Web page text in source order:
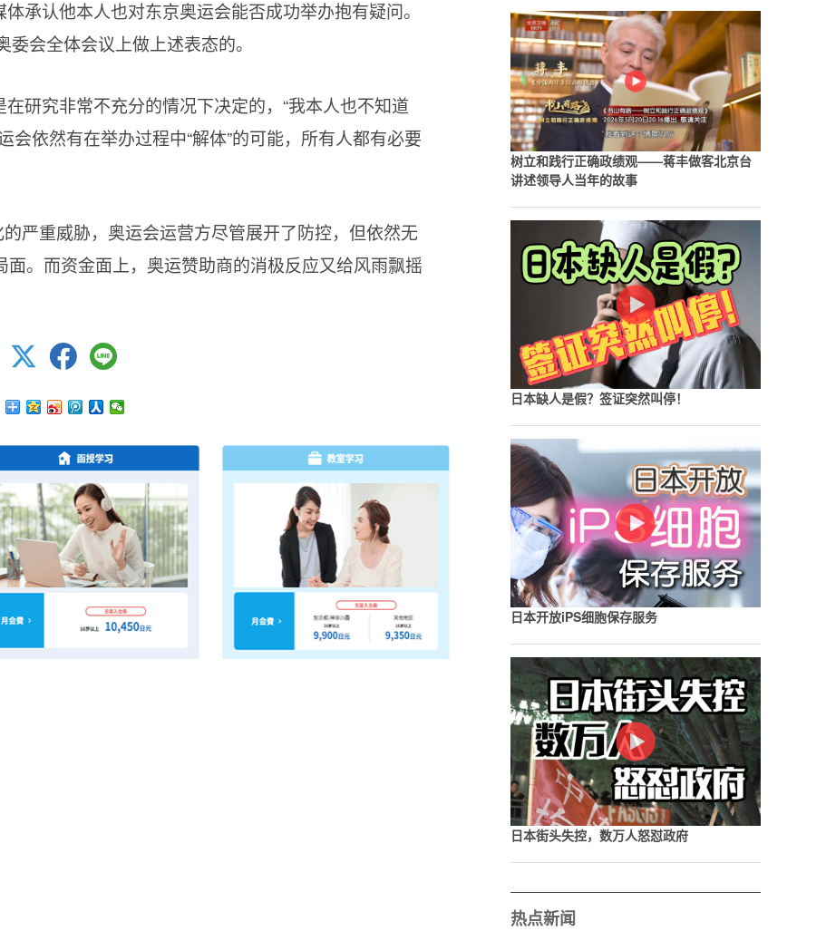
承认他本人也对东京奥运会能否成功举办抱有疑问。
会全体会议上做上述表态的。
研究非常不充分的情况下决定的，“我本人也不知道
会依然有在举办过程中“解体”的可能，所有人都有必要
严重威胁，奥运会运营方尽管展开了防控，但依然无
。而资金面上，奥运赞助商的消极反应又给风雨飘摇
树立和践行正确政绩观——蒋丰做客北京台
讲述领导人当年的故事
日本缺人是假？签证突然叫停！
日本开放iPS细胞保存服务
日本街头失控，数万人怒怼政府
热点新闻